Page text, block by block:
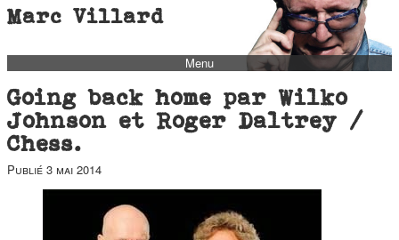
Marc Villard
Menu
biblio
autofiction
Going back home par Wilko
Johnson et Roger Daltrey /
Chess.
Publié 3 mai 2014